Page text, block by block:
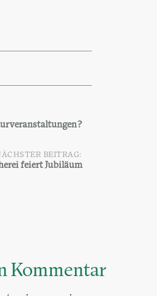
BEITRAG:
feiert Jubiläum
Kommentar